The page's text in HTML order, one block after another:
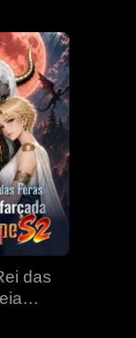
EP 36
EP 39
das